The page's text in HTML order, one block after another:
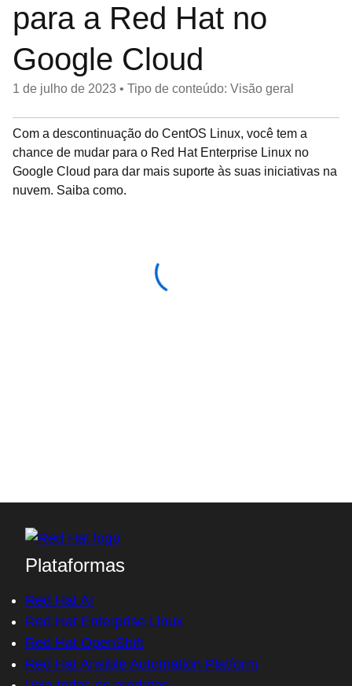
para a Red Hat no
Google Cloud
1 de julho de 2023 • Tipo de conteúdo: Visão geral
Com a descontinuação do CentOS Linux, você tem a
chance de mudar para o Red Hat Enterprise Linux no
Google Cloud para dar mais suporte às suas iniciativas na
nuvem. Saiba como.
Acessar com sua conta da
Plataformas
Red Hat AI
Red Hat Enterprise Linux